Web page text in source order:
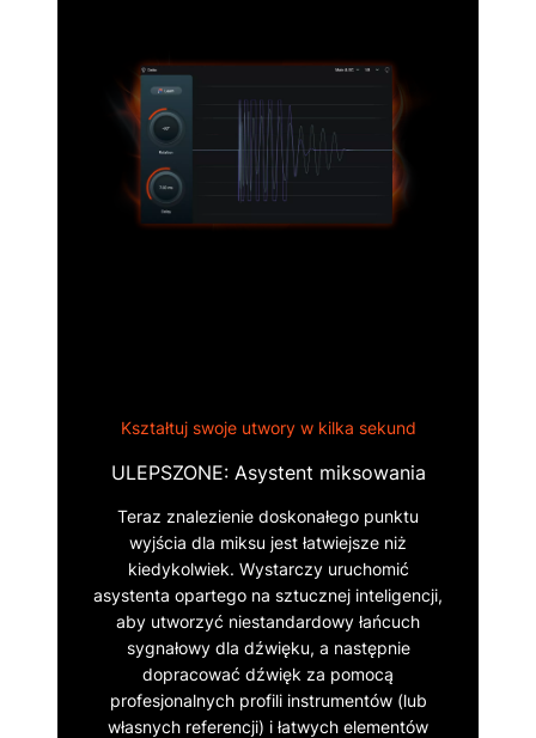
Kształtuj swoje utwory w kilka sekund
ULEPSZONE: Asystent miksowania
Teraz znalezienie doskonałego punktu
wyjścia dla miksu jest łatwiejsze niż
kiedykolwiek. Wystarczy uruchomić
asystenta opartego na sztucznej inteligencji,
aby utworzyć niestandardowy łańcuch
sygnałowy dla dźwięku, a następnie
dopracować dźwięk za pomocą
profesjonalnych profili instrumentów (lub
własnych referencji) i łatwych elementów